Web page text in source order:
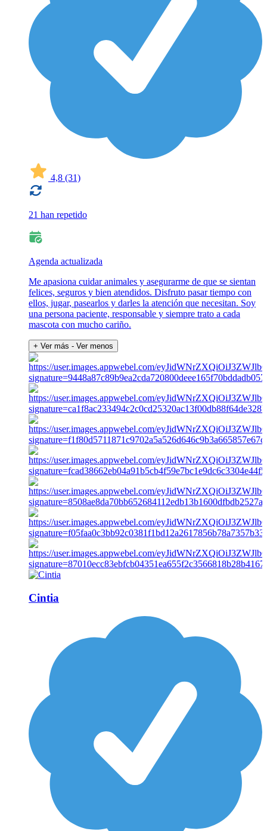
4,8 (31)
21 han repetido
Agenda actualizada
Me apasiona cuidar animales y asegurarme de que se sientan
felices, seguros y bien atendidos. Disfruto pasar tiempo con
ellos, jugar, pasearlos y darles la atención que necesitan. Soy
una persona paciente, responsable y siempre trato a cada
mascota con mucho cariño.
+ Ver más - Ver menos
Cintia